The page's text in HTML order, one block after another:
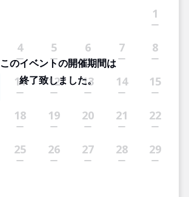
1
4 5 6 7 8
11 12 13 14 15
18 19 20 21 22
25 26 27 28 29
このイベントの開催期間は
終了致しました。